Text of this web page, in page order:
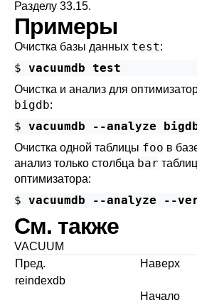
Разделу 33.15.
Примеры
Очистка базы данных test:
$ vacuumdb test
Очистка и анализ для
bigdb:
$ vacuumdb --analyze
Очистка одной таблицы foo в
анализ только столбца bar
оптимизатора:
$ vacuumdb --analyze --
См. также
VACUUM
Пред.
Наверх
reindexdb
Начало